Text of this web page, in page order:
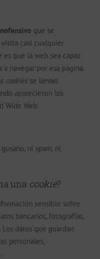
que se
casi cualquier
es que la web sea capaz
navegar por esa página.
cookies se llevan
aparecieron los
Wide Web.
ni spam, ni
una cookie?
sensible sobre
bancarios, fotografías,
datos que guardan
personales,